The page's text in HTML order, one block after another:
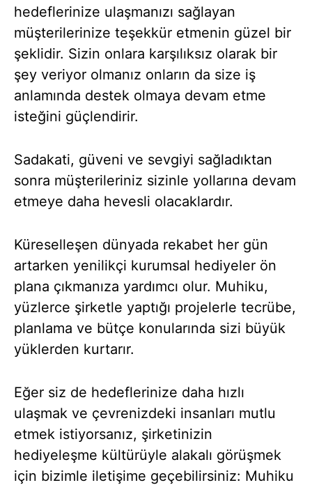
hedeflerinize ulaşmanızı sağlayan
müşterilerinize teşekkür etmenin güzel bir
şeklidir. Sizin onlara karşılıksız olarak bir
şey veriyor olmanız onların da size iş
anlamında destek olmaya devam etme
isteğini güçlendirir.
Sadakati, güveni ve sevgiyi sağladıktan
sonra müşterileriniz sizinle yollarına devam
etmeye daha hevesli olacaklardır.
Küreselleşen dünyada rekabet her gün
artarken yenilikçi kurumsal hediyeler ön
plana çıkmanıza yardımcı olur. Muhiku,
yüzlerce şirketle yaptığı projelerle tecrübe,
planlama ve bütçe konularında sizi büyük
yüklerden kurtarır.
Eğer siz de hedeflerinize daha hızlı
ulaşmak ve çevrenizdeki insanları mutlu
etmek istiyorsanız, şirketinizin
hediyeleşme kültürüyle alakalı görüşmek
için bizimle iletişime geçebilirsiniz: Muhiku